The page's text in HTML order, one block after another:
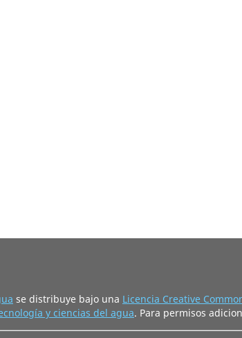
se distribuye bajo una Licencia Creative
y ciencias del agua. Para permisos